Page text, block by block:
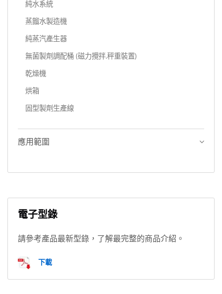
純水系統
蒸餾水製造機
純蒸汽產生器
無菌製劑調配桶 (磁力攪拌.秤重裝置)
乾燥機
烘箱
固型製劑生產線
應用範圍
電子型錄
請參考產品最新型錄，了解最完整的商品介紹。
下載